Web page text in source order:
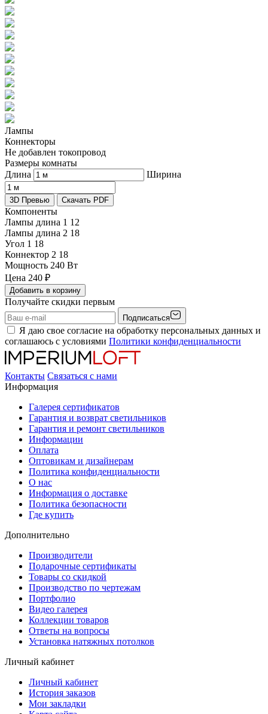
Лампы
Коннекторы
Не добавлен токопровод
Размеры комнаты
Длина
Ширина
3D Превью Скачать PDF
Компоненты
Лампы длина 1 12
Лампы длина 2 18
Угол 1 18
Коннектор 2 18
Мощность 240 Вт
Цена 240 ₽
Добавить в корзину
Получайте скидки первым
Подписаться
Я даю свое согласие на обработку персональных данных и
соглашаюсь с условиями Политики конфиденциальности
Контакты Связаться с нами
Информация
Галерея сертификатов
Гарантия и возврат светильников
Гарантия и ремонт светильников
Информации
Оплата
Оптовикам и дизайнерам
Политика конфиденциальности
О нас
Информация о доставке
Политика безопасности
Где купить
Дополнительно
Производители
Подарочные сертификаты
Товары со скидкой
Производство по чертежам
Портфолио
Видео галерея
Коллекции товаров
Ответы на вопросы
Установка натяжных потолков
Личный кабинет
Личный кабинет
История заказов
Мои закладки